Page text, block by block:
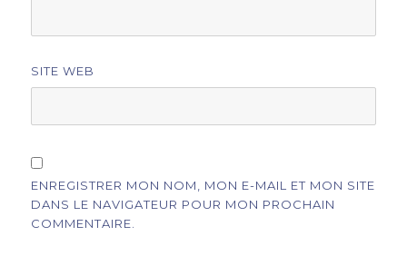
SITE WEB
ENREGISTRER MON NOM, MON E-MAIL ET MON SITE
DANS LE NAVIGATEUR POUR MON PROCHAIN
COMMENTAIRE.